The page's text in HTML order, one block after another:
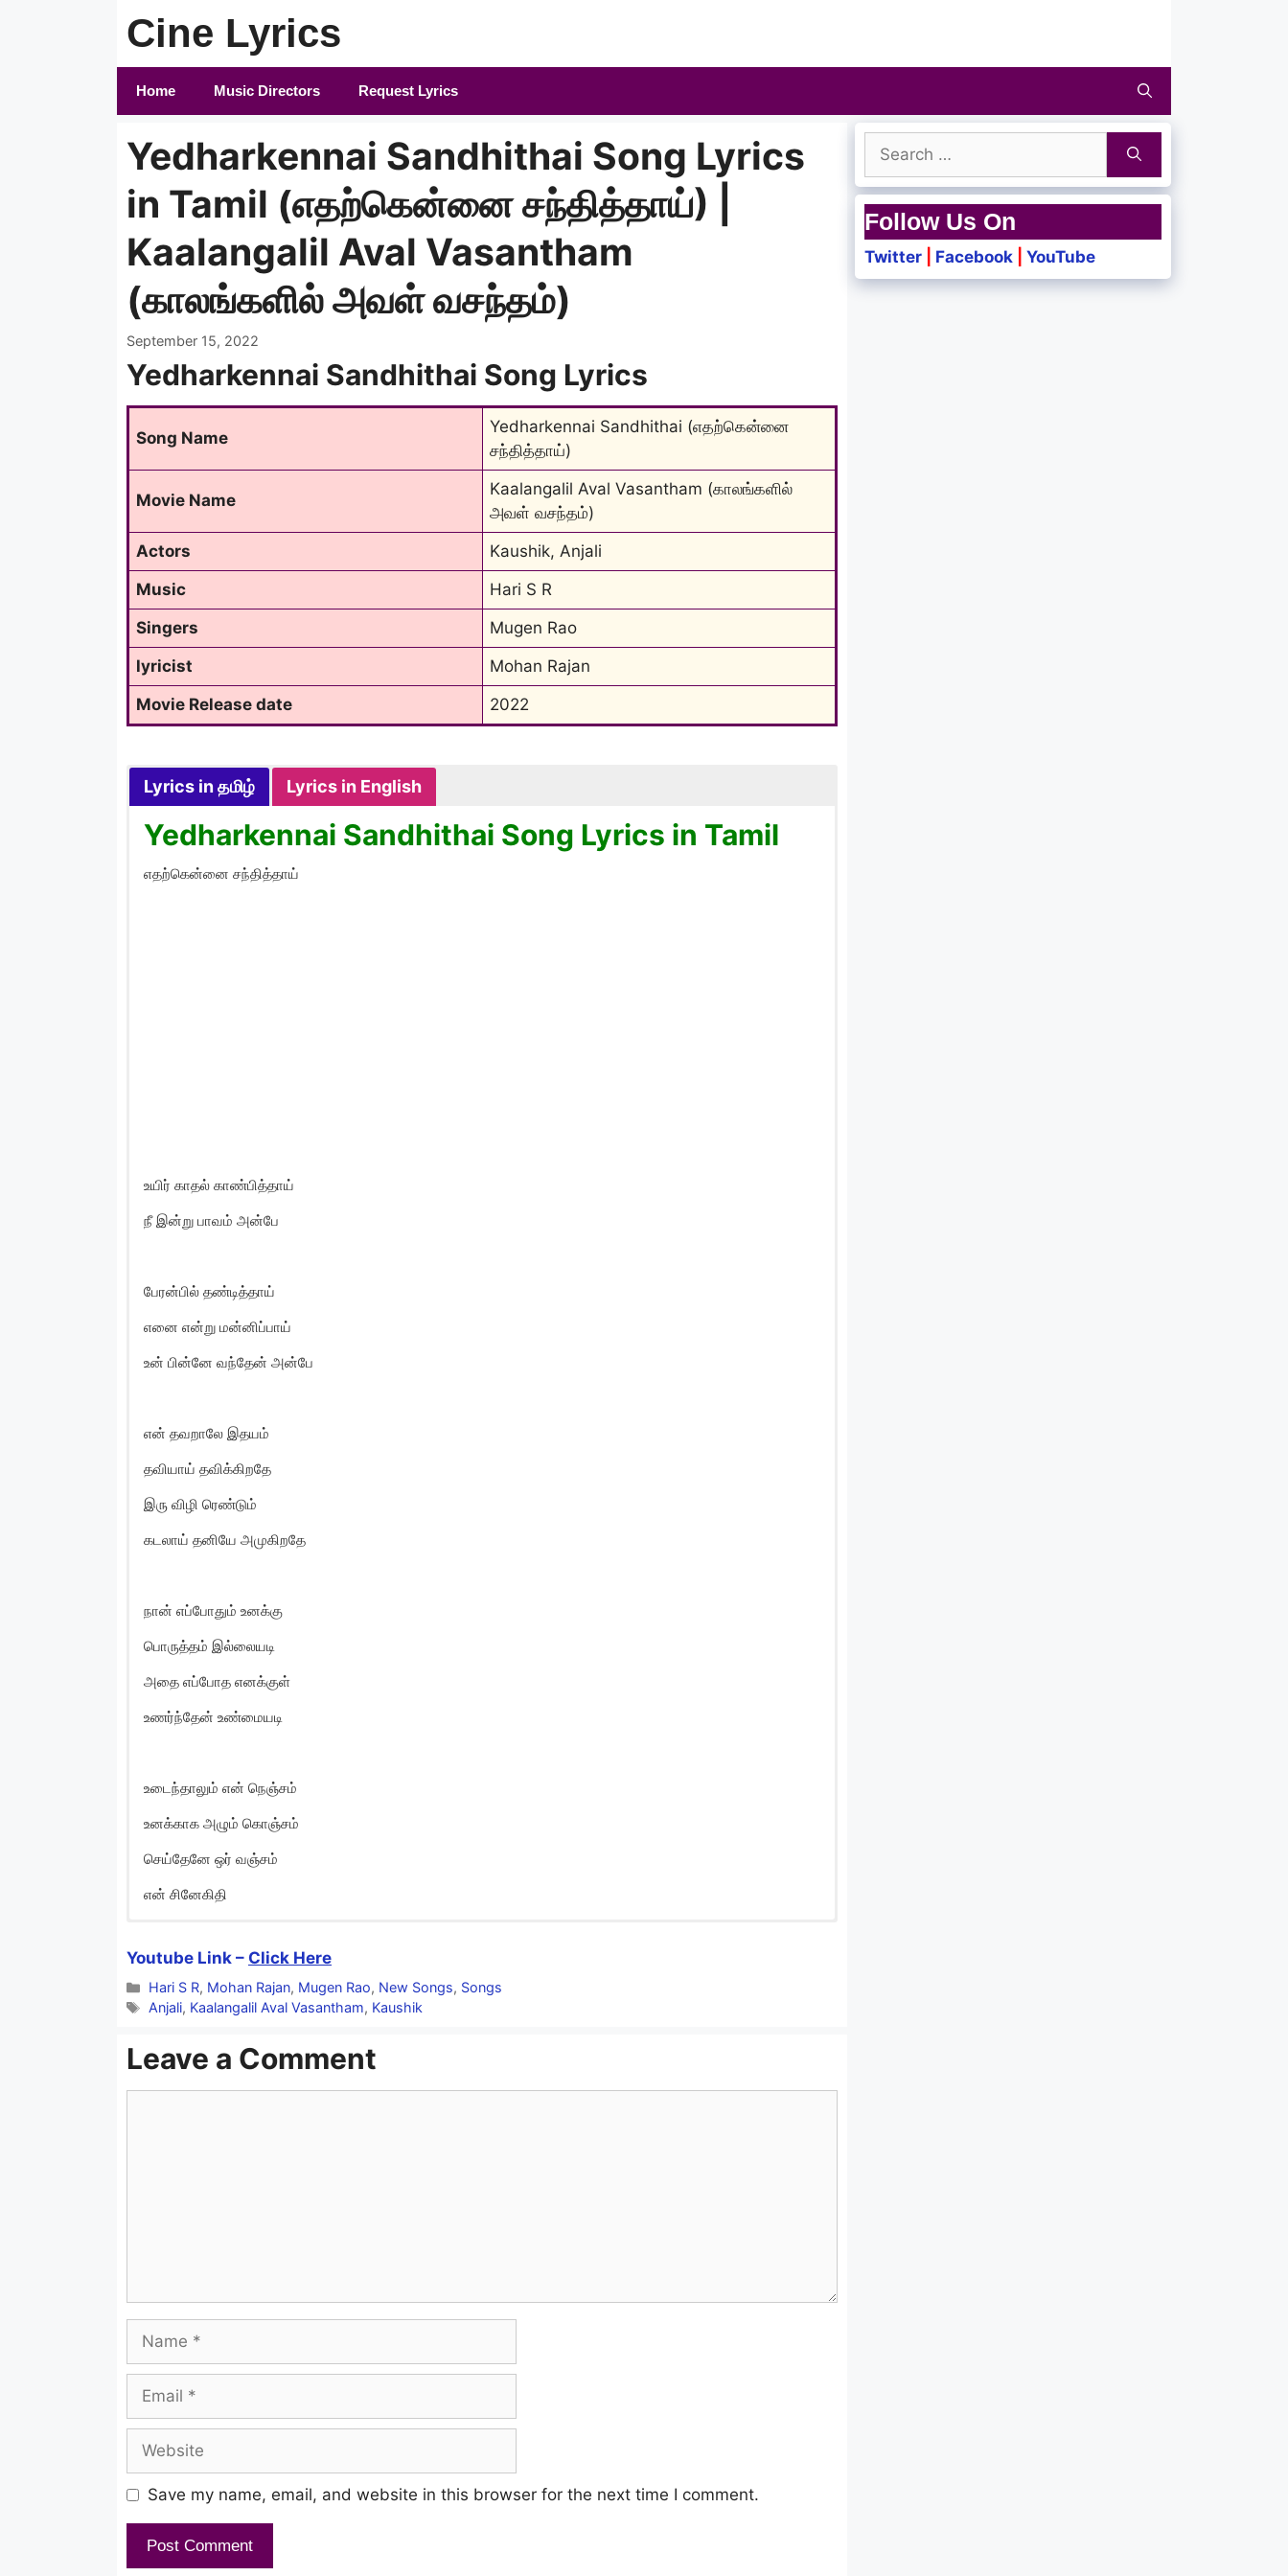
Cine Lyrics
Home Music Directors Request Lyrics
Yedharkennai Sandhithai Song Lyrics
in Tamil (எதற்கென்னை சந்தித்தாய்) |
Kaalangalil Aval Vasantham
(காலங்களில் அவள் வசந்தம்)
September 15, 2022
Yedharkennai Sandhithai Song Lyrics
Song Name
Yedharkennai Sandhithai (எதற்கென்னை
சந்தித்தாய்)
Movie Name
Kaalangalil Aval Vasantham (காலங்களில்
அவள் வசந்தம்)
Actors
Kaushik, Anjali
Music
Hari S R
Singers
Mugen Rao
lyricist
Mohan Rajan
Movie Release date
2022
Lyrics in தமிழ் Lyrics in English
Yedharkennai Sandhithai Song Lyrics in Tamil
எதற்கென்னை சந்தித்தாய்
உயிர் காதல் காண்பித்தாய்
நீ இன்று பாவம் அன்பே
பேரன்பில் தண்டித்தாய்
எனை என்று மன்னிப்பாய்
உன் பின்னே வந்தேன் அன்பே
என் தவறாலே இதயம்
தவியாய் தவிக்கிறதே
இரு விழி ரெண்டும்
கடலாய் தனியே அமுகிறதே
நான் எப்போதும் உனக்கு
பொருத்தம் இல்லையடி
அதை எப்போத எனக்குள்
உணர்ந்தேன் உண்மையடி
உடைந்தாலும் என் நெஞ்சம்
உனக்காக அழும் கொஞ்சம்
செய்தேனே ஒர் வஞ்சம்
என் சினேகிதி
Uyir Kaadhal Kaanbithai
Thaniye Azhugiradhey
Naan Eppodhum
Unnaku Porutham Illaiyadi
Adhai Eppothety
Ennakul Unarndhen Unmayadi
Youtube Link – Click Here
Categories
Hari S R, Mohan Rajan, Mugen Rao, New Songs, Songs
Tags
Anjali, Kaalangalil Aval Vasantham, Kaushik
Leave a Comment
Name
Email
Website
Save my name, email, and website in this browser for the next time I comment.
Search
for:
Follow Us On
Twitter Facebook YouTube